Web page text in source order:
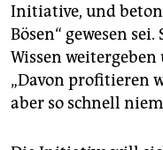
Initiative, und
Bösen“ gewesen
Wissen
„Davon profitieren
aber so schnell